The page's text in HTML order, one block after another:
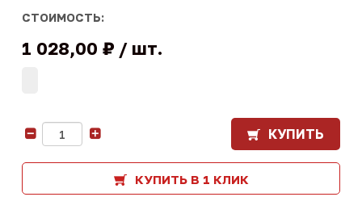
СТОИМОСТЬ:
1 028,00 ₽ шт.
КУПИТЬ
КУПИТЬ В 1 КЛИК